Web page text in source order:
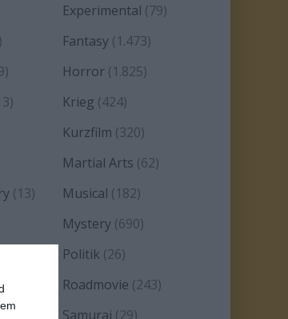
Experimental (79)
Fantasy(1.473)
Horror(1.825)
Krieg (424)
Kurzfilm (320)
Martial Arts (62)
(13) Musical (182)
Mystery(690)
Politik (26)
Roadmovie (243)
Samurai (29)